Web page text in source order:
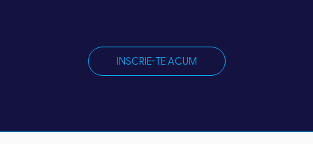
INSCRIE-TE ACUM